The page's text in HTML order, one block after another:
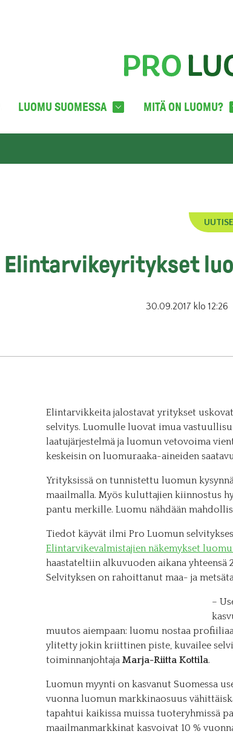
LUOMU SUOMESSA MITÄ ON LUOMU?
Elintarvikeyritykset
30.09.2017 klo 12:26
Elintarvikkeita jalostavat yritykset
selvitys. Luomulle luovat imua
laatujärjestelmä ja luomun vetovoima
keskeisin on luomuraaka-aineiden
Yrityksissä on tunnistettu luomun
maailmalla. Myös kuluttajien kiinnostus
pantu merkille. Luomu nähdään
Tiedot käyvät ilmi Pro Luomun
Elintarvikevalmistajien näkemykset
haastateltiin alkuvuoden aikana yhteensä
Selvityksen on rahoittanut maa- ja
–
muutos aiempaan: luomu nostaa
ylitetty jokin kriittinen piste, kuvailee
toiminnanjohtaja Marja-Riitta Kottila.
Luomun myynti on kasvanut Suomessa
vuonna luomun markkinaosuus
tapahtui kaikissa muissa tuoteryhmissä
maailmanmarkkinat kasvoivat 10 %